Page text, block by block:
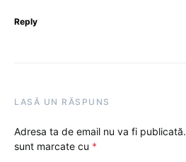
Reply
LASĂ UN RĂSPUNS
Adresa ta de email nu va fi publicată.
sunt marcate cu *